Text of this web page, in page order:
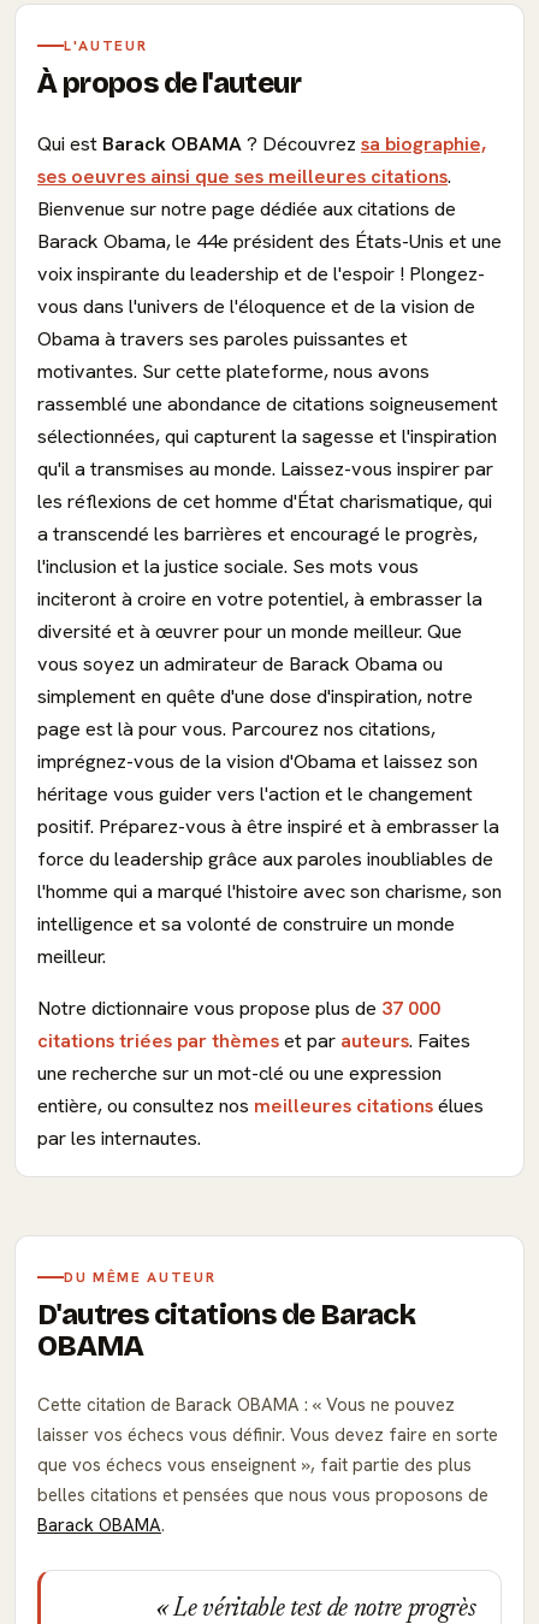
L'AUTEUR
À propos de l'auteur
Qui est Barack OBAMA? Découvrez sa biographie,
ses oeuvres ainsi que ses meilleures citations.
Bienvenue sur notre page dédiée aux citations de
Barack Obama, le 44e président des États-Unis et une
voix inspirante du leadership et de l'espoir ! Plongez-
vous dans l'univers de l'éloquence et de la vision de
Obama à travers ses paroles puissantes et
motivantes. Sur cette plateforme, nous avons
rassemblé une abondance de citations soigneusement
sélectionnées, qui capturent la sagesse et l'inspiration
qu'il a transmises au monde. Laissez-vous inspirer par
les réflexions de cet homme d'État charismatique, qui
a transcendé les barrières et encouragé le progrès,
l'inclusion et la justice sociale. Ses mots vous
inciteront à croire en votre potentiel, à embrasser la
diversité et à œuvrer pour un monde meilleur. Que
vous soyez un admirateur de Barack Obama ou
simplement en quête d'une dose d'inspiration, notre
page est là pour vous. Parcourez nos citations,
imprégnez-vous de la vision d'Obama et laissez son
héritage vous guider vers l'action et le changement
positif. Préparez-vous à être inspiré et à embrasser la
force du leadership grâce aux paroles inoubliables de
l'homme qui a marqué l'histoire avec son charisme, son
intelligence et sa volonté de construire un monde
meilleur.
Notre dictionnaire vous propose plus de 37 000
citations triées par thèmeset par auteurs. Faites
une recherche sur un mot-clé ou une expression
entière, ou consultez nos meilleures citationsélues
par les internautes.
DU MÊME AUTEUR
D'autres citations de Barack
OBAMA
Cette citation de Barack OBAMA :
Vous ne pouvez
laisser vos échecs vous définir. Vous devez faire en sorte
que vos échecs vous enseignent , fait partie des plus
belles citations et pensées que nous vous proposons de
Barack OBAMA.
Le véritable test de notre progrès